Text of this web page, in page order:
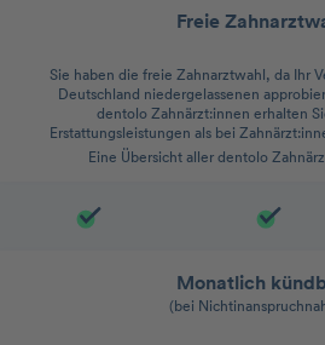
Freie
Sie haben die freie Zahnarztwahl, da Ihr
Deutschland niedergelassenen
dentolo Zahnärzt:innen erhalten
Erstattungsleistungen als bei
Eine Übersicht aller dentolo
Monatlich
(bei